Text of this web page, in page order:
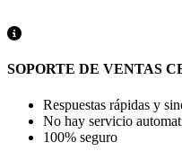
SOPORTE DE VENTAS
Respuestas rápidas y
No hay servicio
100% seguro